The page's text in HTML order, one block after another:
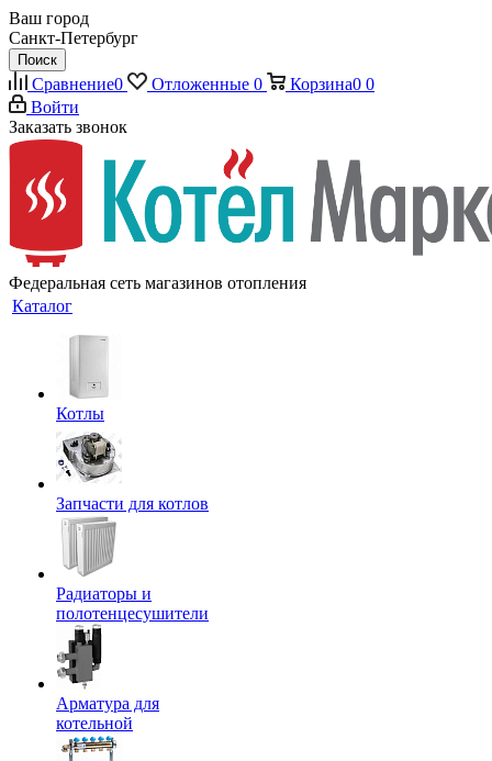
Ваш город
Санкт-Петербург
Поиск
Сравнение0 Отложенные 0 Корзина0 0
Войти
Заказать звонок
Федеральная сеть магазинов отопления
Каталог
Котлы
Запчасти для котлов
Радиаторы и
полотенцесушители
Арматура для
котельной